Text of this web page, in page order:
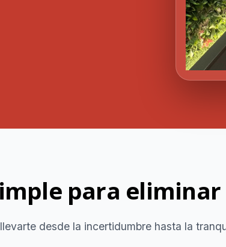
para
desde la incertidumbre hasta la